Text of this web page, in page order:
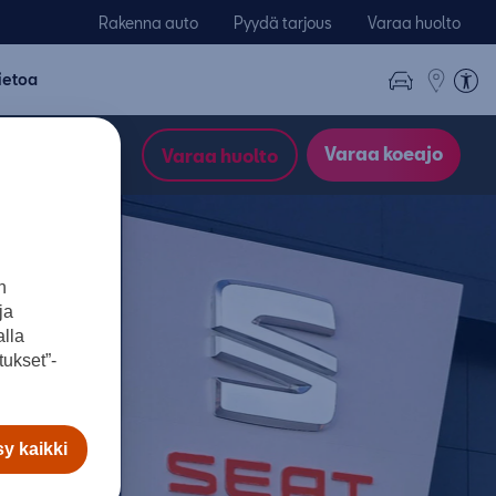
Rakenna auto Pyydä tarjous Varaa huolto
Varaa huolto Varaa koeajo
kaikki